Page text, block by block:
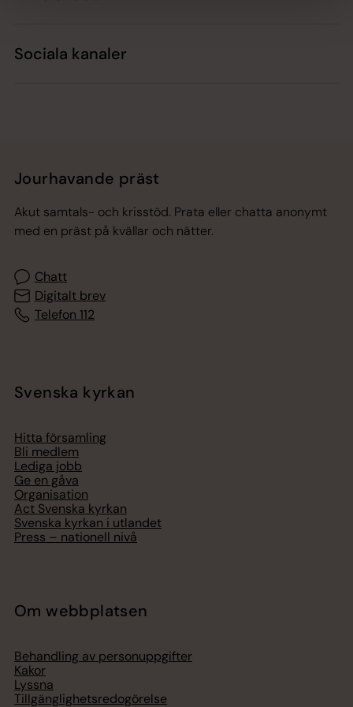
Sociala kanaler
Jourhavande präst
Akut samtals- och krisstöd. Prata eller chatta anonymt
med en präst på kvällar och nätter.
Chatt
Digitalt brev
Telefon 112
Svenska kyrkan
Hitta församling
Bli medlem
Lediga jobb
Ge en gåva
Organisation
Act Svenska kyrkan
Svenska kyrkan i utlandet
Press – nationell nivå
Om webbplatsen
Behandling av personuppgifter
Kakor
Lyssna
Tillgänglighetsredogörelse